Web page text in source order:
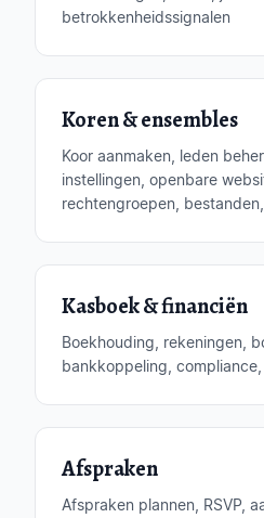
betrokkenheidssignalen
Koren & ensembles
Koor aanmaken, leden
instellingen, openbare
rechtengroepen,
Kasboek & financiën
Boekhouding, rekeningen,
bankkoppeling, compliance,
Afspraken
Afspraken plannen, RSVP,